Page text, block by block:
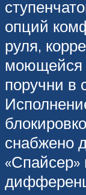
опций
руля,
моющейся
поручни в
снабжено
«Спайсер»